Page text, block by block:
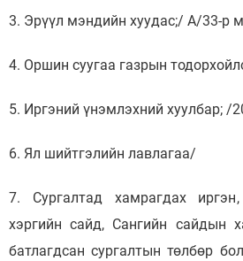
3. Эрүүл мэндийн хуудас;/ А/33-р
4. Оршин суугаа газрын
5. Иргэний үнэмлэхний хуулбар; /
6. Ял шийтгэлийн лавлагаа/
7. Сургалтад хамрагдах
хэргийн сайд, Сангийн сайдын
батлагдсан сургалтын төлбөр